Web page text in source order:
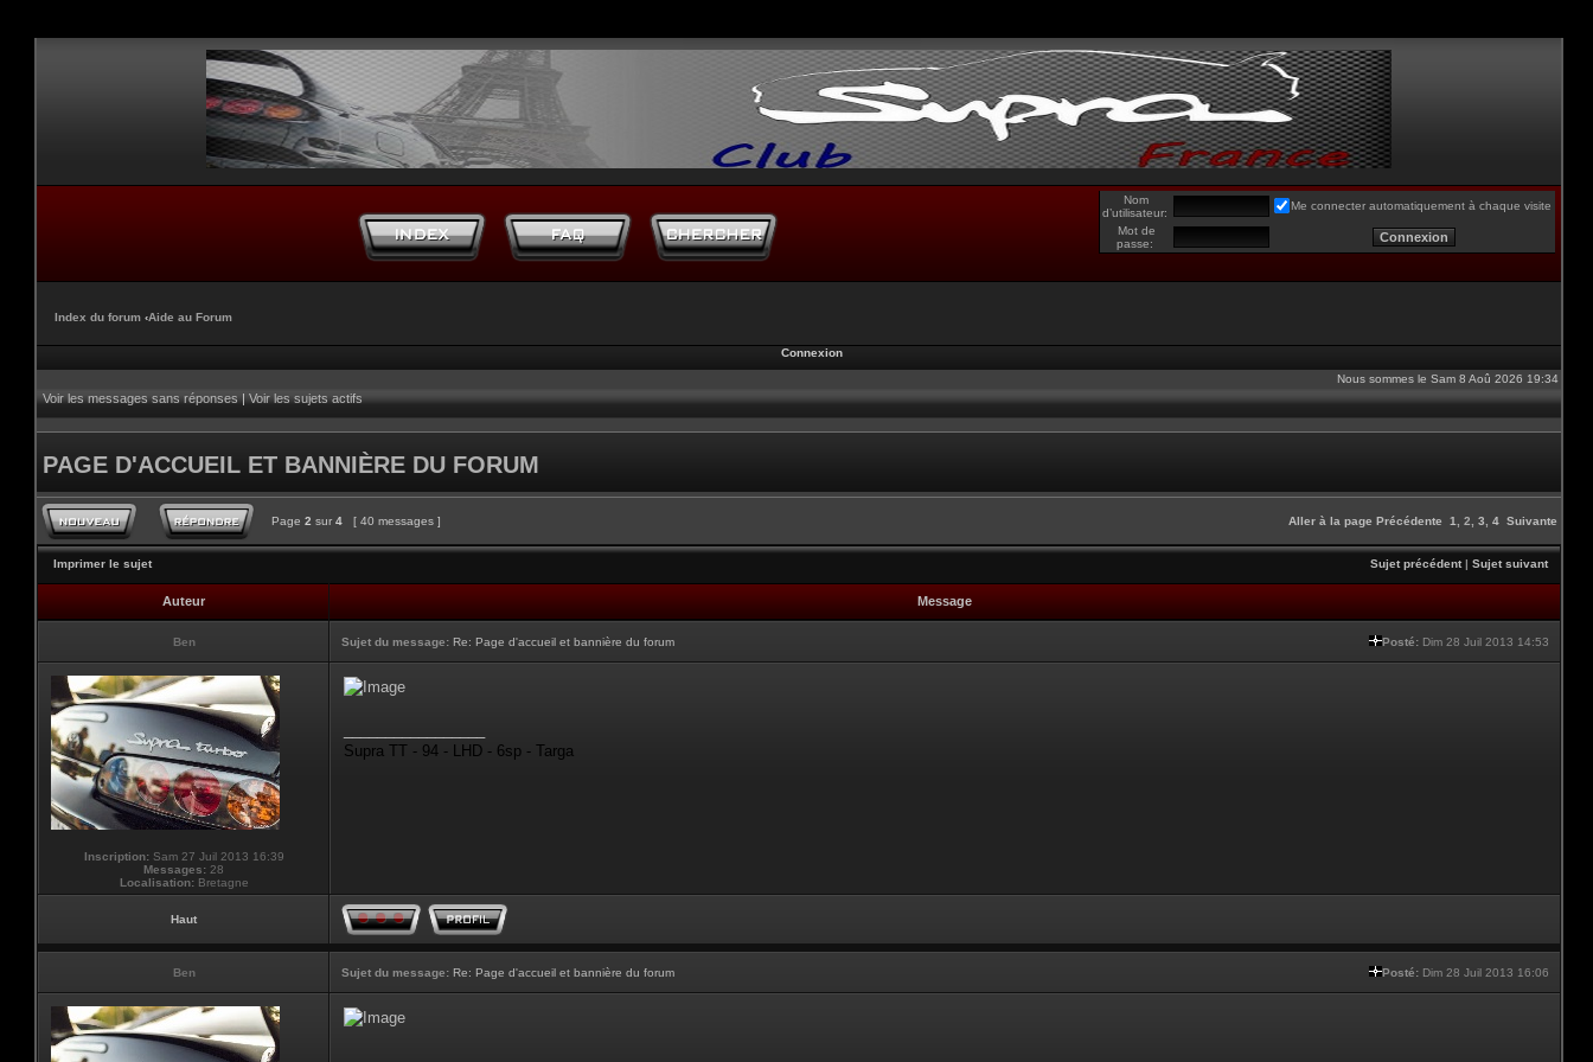
Nom
d’utilisateur:
Me connecter automatiquement à chaque visite
Mot de
passe:
Index du forum ‹Aide au Forum
Connexion
Nous sommes le Sam 8 Aoû 2026 19:34
Voir les messages sans réponses|Voir les sujets actifs
PAGE D'ACCUEIL ET BANNIÈRE DU FORUM
Page 2 sur 4 [ 40 messages ] Aller à la page Précédente 1 2 3 4 Suivante
Imprimer le sujet Sujet précédent| Sujet suivant
Auteur Message
Ben Sujet du message: Re: Page d'accueil et bannière du forum Posté: Dim 28 Juil 2013 14:53
Inscription:Sam 27 Juil 2013 16:39
Messages: 28
Localisation:Bretagne
Supra TT - 94 - LHD - 6sp - Targa
Haut
Ben Sujet du message: Re: Page d'accueil et bannière du forum Posté: Dim 28 Juil 2013 16:06